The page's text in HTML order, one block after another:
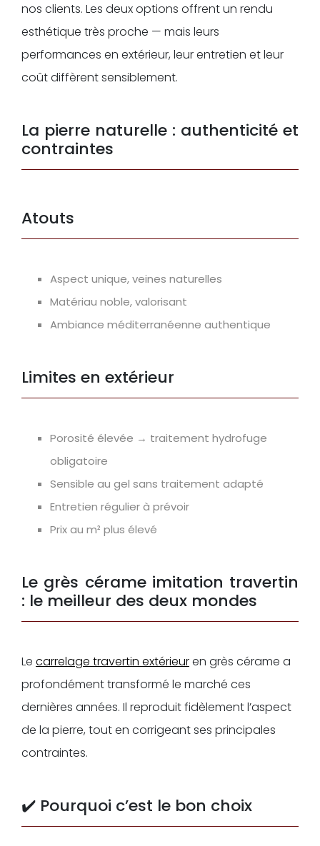
nos clients. Les deux options offrent un rendu
esthétique très proche — mais leurs
performances en extérieur, leur entretien et leur
coût diffèrent sensiblement.
La pierre naturelle : authenticité et
contraintes
Atouts
Aspect unique, veines naturelles
Matériau noble, valorisant
Ambiance méditerranéenne authentique
Limites en extérieur
Porosité élevée → traitement hydrofuge
obligatoire
Sensible au gel sans traitement adapté
Entretien régulier à prévoir
Prix au m² plus élevé
Le grès cérame imitation travertin
: le meilleur des deux mondes
Le carrelage travertin extérieuren grès cérame a
profondément transformé le marché ces
dernières années. Il reproduit fidèlement l’aspect
de la pierre, tout en corrigeant ses principales
contraintes.
✔️ Pourquoi c’est le bon choix